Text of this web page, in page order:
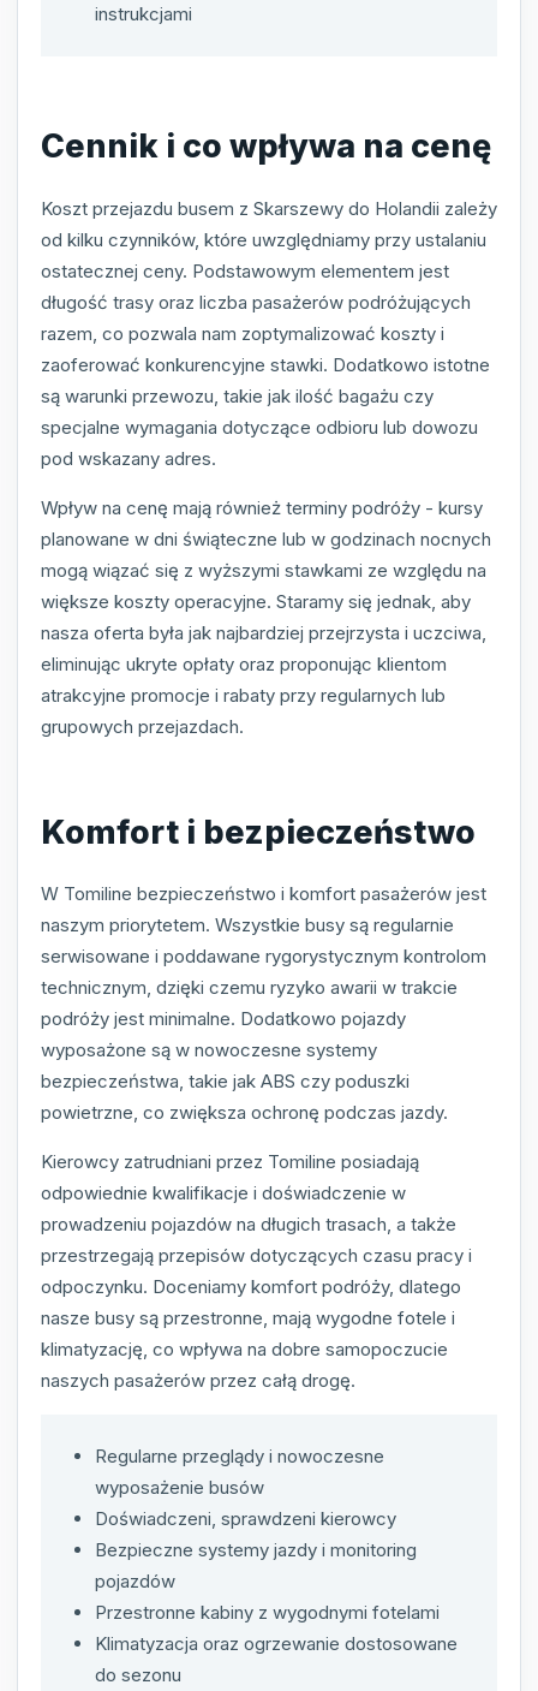
instrukcjami
Cennik i co wpływa na cenę
Koszt przejazdu busem z Skarszewy do Holandii zależy
od kilku czynników, które uwzględniamy przy ustalaniu
ostatecznej ceny. Podstawowym elementem jest
długość trasy oraz liczba pasażerów podróżujących
razem, co pozwala nam zoptymalizować koszty i
zaoferować konkurencyjne stawki. Dodatkowo istotne
są warunki przewozu, takie jak ilość bagażu czy
specjalne wymagania dotyczące odbioru lub dowozu
pod wskazany adres.
Wpływ na cenę mają również terminy podróży - kursy
planowane w dni świąteczne lub w godzinach nocnych
mogą wiązać się z wyższymi stawkami ze względu na
większe koszty operacyjne. Staramy się jednak, aby
nasza oferta była jak najbardziej przejrzysta i uczciwa,
eliminując ukryte opłaty oraz proponując klientom
atrakcyjne promocje i rabaty przy regularnych lub
grupowych przejazdach.
Komfort i bezpieczeństwo
W Tomiline bezpieczeństwo i komfort pasażerów jest
naszym priorytetem. Wszystkie busy są regularnie
serwisowane i poddawane rygorystycznym kontrolom
technicznym, dzięki czemu ryzyko awarii w trakcie
podróży jest minimalne. Dodatkowo pojazdy
wyposażone są w nowoczesne systemy
bezpieczeństwa, takie jak ABS czy poduszki
powietrzne, co zwiększa ochronę podczas jazdy.
Kierowcy zatrudniani przez Tomiline posiadają
odpowiednie kwalifikacje i doświadczenie w
prowadzeniu pojazdów na długich trasach, a także
przestrzegają przepisów dotyczących czasu pracy i
odpoczynku. Doceniamy komfort podróży, dlatego
nasze busy są przestronne, mają wygodne fotele i
klimatyzację, co wpływa na dobre samopoczucie
naszych pasażerów przez całą drogę.
Regularne przeglądy i nowoczesne
wyposażenie busów
Doświadczeni, sprawdzeni kierowcy
Bezpieczne systemy jazdy i monitoring
pojazdów
Przestronne kabiny z wygodnymi fotelami
Klimatyzacja oraz ogrzewanie dostosowane
do sezonu